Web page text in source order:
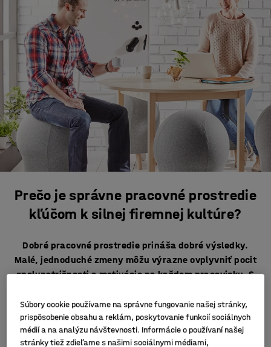
Prečo je správne pracovné prostredie
kľúčom k silnej firemnej kultúre?
Dobré pracovné prostredie prináša dobré výsledky.
Malé, jednoduché zmeny môžu výrazne ovplyvniť pocit
spolupatričnosti a motivácie na každom pracovisku. S
pracoviská a prácu na diaľku, je možno dôležitejšie ako
kedykoľvek predtým udržiavať silnú firemnú kultúru.
Súbory cookie používame na správne fungovanie našej stránky,
prispôsobenie obsahu a reklám, poskytovanie funkcií sociálnych
médií a na analýzu návštevnosti. Informácie o používaní našej
stránky tiež zdieľame s našimi sociálnymi médiami,